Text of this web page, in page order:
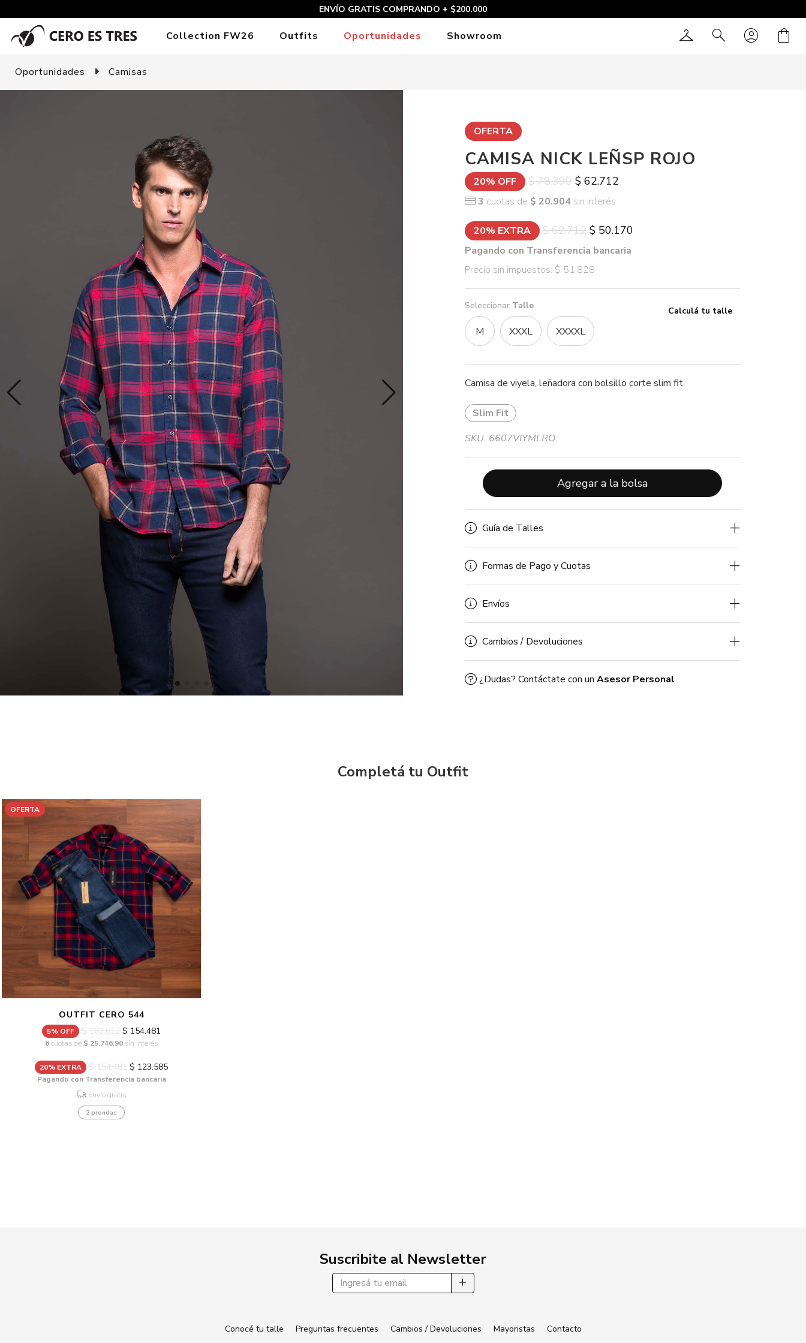
ENVÍO GRATIS COMPRANDO + $200.000
Collection FW26 Outfits Oportunidades Showroom checkroom search account_circle shopping_bag
Oportunidades Camisas
OFERTA
CAMISA NICK LEÑSP ROJO
20% OFF $ 78.390 $ 62.712
3 cuotas de $ 20.904 sin interés
20% EXTRA $ 62.712 $ 50.170
Pagando con Transferencia bancaria
Precio sin impuestos: $ 51.828
Calculá tu talle
Seleccionar Talle
M XXXL XXXXL
Camisa de viyela, leñadora con bolsillo corte slim fit.
Slim Fit
SKU. 6607VIYMLRO
Agregar a la bolsa
Guía de Talles
Formas de Pago y Cuotas
Envíos
Cambios / Devoluciones
¿Dudas? Contáctate con un Asesor Personal
Completá tu Outfit
OFERTA
OUTFIT CERO 544
5% OFF $ 162.612 $ 154.481
6cuotas de $ 25.746,90 sin interés
20% EXTRA $ 154.481 $ 123.585
Pagando con Transferencia bancaria
Envío gratis
2 prendas
Suscribite al Newsletter
Conocé tu talle Preguntas frecuentes Cambios / Devoluciones Mayoristas Contacto